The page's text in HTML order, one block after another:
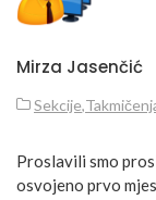
Mirza Jasenčić
Sekcije,
Proslavili smo
osvojeno prvo